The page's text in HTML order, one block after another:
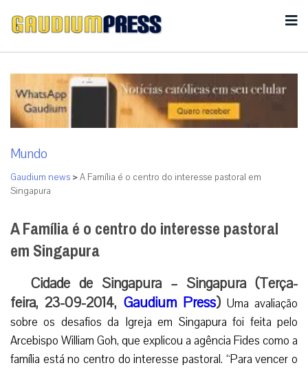
Mundo
Gaudium news >A Família é o centro do interesse pastoral em
Singapura
A Família é o centro do interesse pastoral
em Singapura
Cidade de Singapura – Singapura (Terça-
feira, 23-09-2014, Gaudium Press) Uma avaliação
sobre os desafios da Igreja em Singapura foi feita pelo
Arcebispo William Goh, que explicou a agência Fides como a
família está no centro do interesse pastoral. “Para vencer o